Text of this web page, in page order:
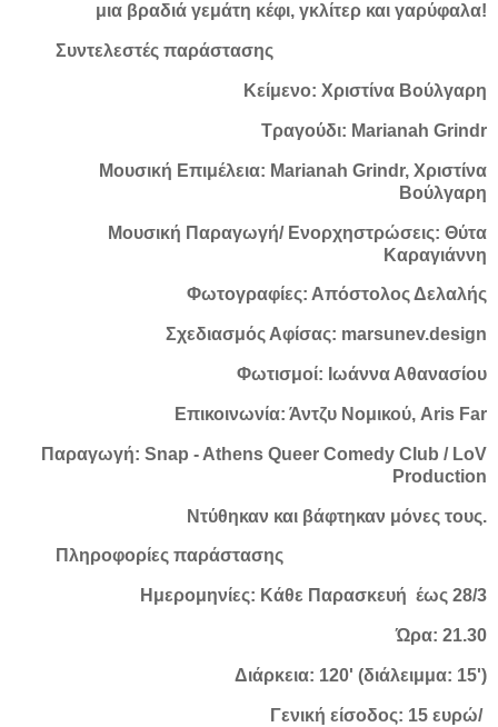
μια βραδιά γεμάτη κέφι, γκλίτερ και γαρύφαλα!
Συντελεστές παράστασης
Κείμενο: Χριστίνα Βούλγαρη
Τραγούδι: Marianah Grindr
Μουσική Επιμέλεια: Marianah Grindr, Χριστίνα
Βούλγαρη
Μουσική Παραγωγή/ Ενορχηστρώσεις: Θύτα
Καραγιάννη
Φωτογραφίες: Απόστολος Δελαλής
Σχεδιασμός Αφίσας: marsunev.design
Φωτισμοί: Ιωάννα Αθανασίου
Επικοινωνία: Άντζυ Νομικού, Aris Far
Παραγωγή: Snap - Athens Queer Comedy Club / LoV
Production
Ντύθηκαν και βάφτηκαν μόνες τους.
Πληροφορίες παράστασης
Ημερομηνίες: Κάθε Παρασκευή έως 28/3
Ώρα: 21.30
Διάρκεια: 120' (διάλειμμα: 15')
Γενική είσοδος: 15 ευρώ/